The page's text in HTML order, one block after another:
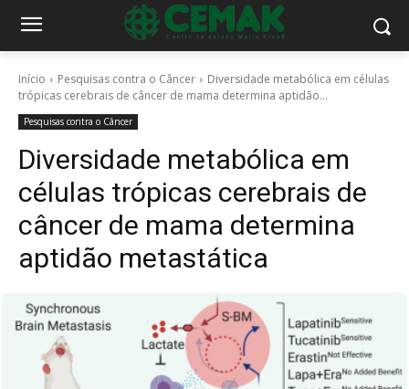
Início Pesquisas contra o Câncer
Diversidade metabólica em células
trópicas cerebrais de câncer de mama determina aptidão...
Pesquisas contra o Câncer
Diversidade metabólica em
células trópicas cerebrais de
câncer de mama determina
aptidão metastática